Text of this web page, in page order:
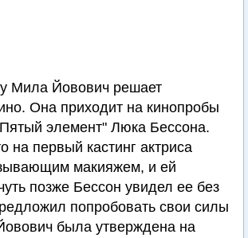
Мила Йовович решает
Она приходит на кинопробы
элемент" Люка Бессона.
на первый кастинг актриса
макияжем, и ей
позже Бессон увидел ее без
попробовать свои силы
была утверждена на